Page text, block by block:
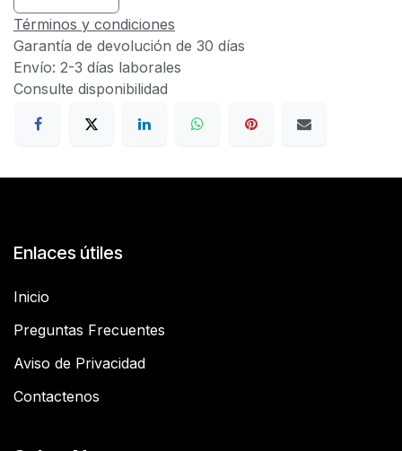
Términos y condiciones
Garantía de devolución de 30 días
Envío: 2-3 días laborales
Consulte disponibilidad
Enlaces útiles
Inicio
Preguntas Frecuentes
Aviso de Privacidad
Contactenos